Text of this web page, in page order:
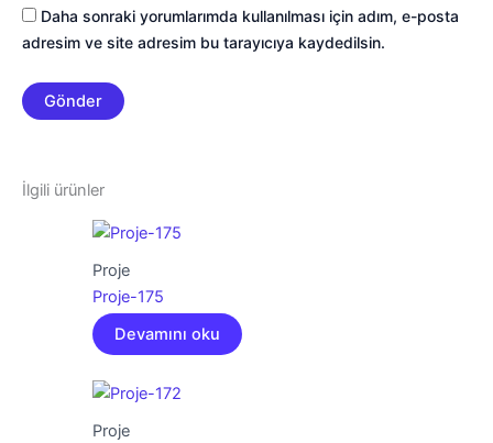
Daha sonraki yorumlarımda kullanılması için adım, e-posta
adresim ve site adresim bu tarayıcıya kaydedilsin.
İlgili ürünler
Proje
Proje-175
Devamını oku
Proje